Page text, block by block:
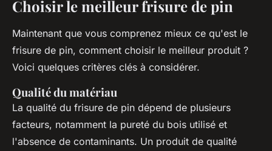
Choisir le meilleur frisure de pin
Maintenant que vous comprenez mieux ce qu'est le
frisure de pin, comment choisir le meilleur produit ?
Voici quelques critères clés à considérer.
Qualité du matériau
La qualité du frisure de pin dépend de plusieurs
facteurs, notamment la pureté du bois utilisé et
l'absence de contaminants. Un produit de qualité